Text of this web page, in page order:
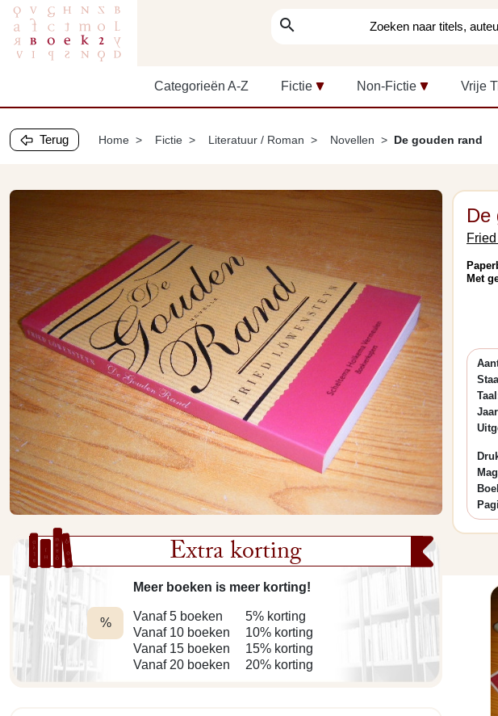
search
Categorieën A-Z Fictie Non-Fictie Vrije
Terug Home Fictie Literatuur / Roman Novellen De gouden rand
De
Met
Extra korting
%
Meer boeken is meer korting!
Vanaf 5 boeken
Vanaf 10 boeken
Vanaf 15 boeken
Vanaf 20 boeken
5% korting
10% korting
15% korting
20% korting